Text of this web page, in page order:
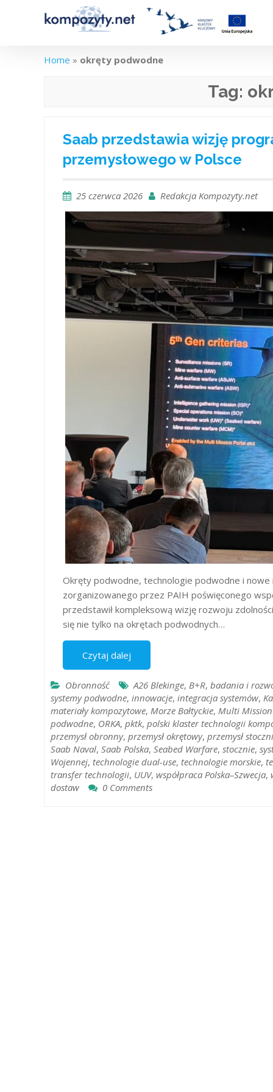
Home » okręty podwodne
Tag:
Saab przedstawia wizję
przemysłowego w Polsce
25 czerwca 2026 Redakcja Kompozyty.net
Okręty podwodne, technologie podwodne i nowe
zorganizowanego przez PAIH poświęconego
przedstawił kompleksową wizję rozwoju
się nie tylko na okrętach podwodnych…
Czytaj dalej
Obronność A26 Blekinge, B+R, badania i
systemy podwodne, innowacje, integracja systemów,
materiały kompozytowe, Morze Bałtyckie, Multi
podwodne, ORKA, pktk, polski klaster technologii
przemysł obronny, przemysł okrętowy, przemysł
Saab Naval, Saab Polska, Seabed Warfare, stocznie,
Wojennej, technologie dual-use, technologie morskie,
transfer technologii, UUV, współpraca Polska–Szwecja,
dostaw
0 Comments